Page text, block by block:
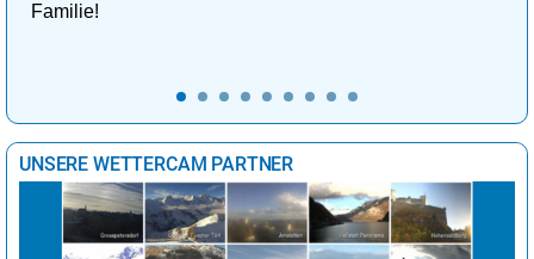
Familie!
UNSERE WETTERCAM PARTNER